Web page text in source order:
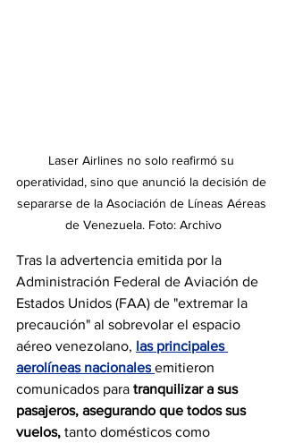
Laser Airlines no solo reafirmó su
operatividad, sino que anunció la decisión de
separarse de la Asociación de Líneas Aéreas
de Venezuela. Foto: Archivo
Tras la advertencia emitida por la
Administración Federal de Aviación de
Estados Unidos (FAA) de "extremar la
precaución" al sobrevolar el espacio
aéreo venezolano, las principales
aerolíneas nacionales emitieron
comunicados para tranquilizar a sus
pasajeros, asegurando que todos sus
vuelos, tanto domésticos como